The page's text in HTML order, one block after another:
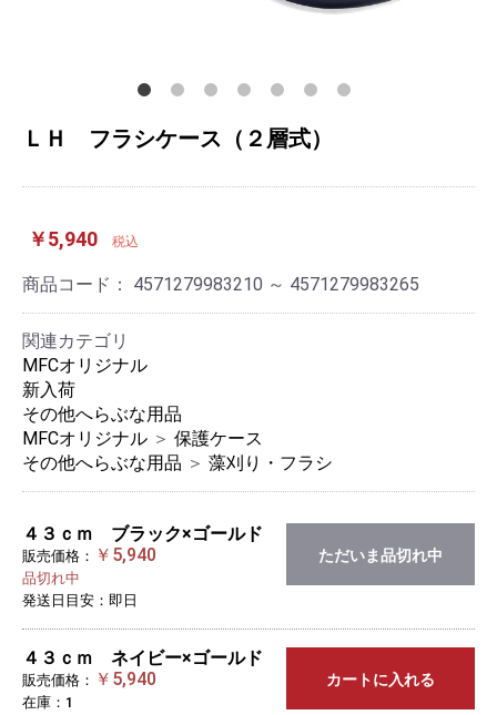
ＬＨ フラシケース（２層式）
￥5,940 税込
商品コード： 4571279983210 ～ 4571279983265
関連カテゴリ
MFCオリジナル
新入荷
その他へらぶな用品
MFCオリジナル ＞ 保護ケース
その他へらぶな用品 ＞ 藻刈り・フラシ
４３ｃｍ ブラック×ゴールド
販売価格： ￥5,940
品切れ中
発送日目安：即日
ただいま品切れ中
４３ｃｍ ネイビー×ゴールド
販売価格： ￥5,940
在庫：1
カートに入れる